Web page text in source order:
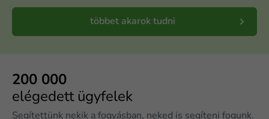
többet akarok tudni
200 000
elégedett ügyfelek
Segítettünk nekik a fogyásban, neked is segíteni fogunk.